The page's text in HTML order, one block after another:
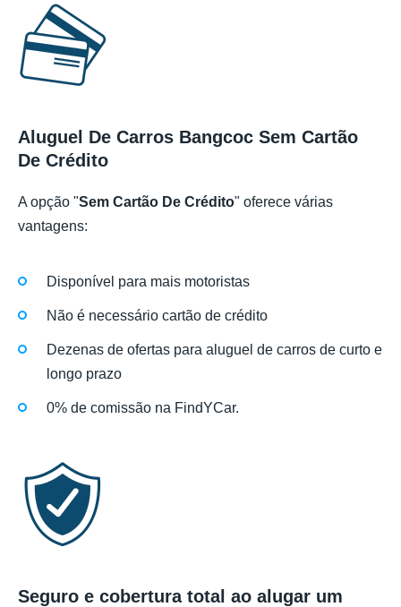
Aluguel De Carros Bangcoc Sem Cartão
De Crédito
A opção "Sem Cartão De Crédito" oferece várias
vantagens:
Disponível para mais motoristas
Não é necessário cartão de crédito
Dezenas de ofertas para aluguel de carros de curto e
longo prazo
0% de comissão na FindYCar.
Seguro e cobertura total ao alugar um